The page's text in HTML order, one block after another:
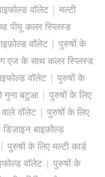
वॉलेट | मल्टी
पीयू कलर स्प्लिस्ड
वॉलेट | पुरुषों के
एज के साथ कलर स्प्लिस्ड
वॉलेट | पुरुषों के
गुना बटुआ| पुरुषों के लिए
वॉलेट | पुरुषों के लिए
डिज़ाइन बाइफ़ोल्ड
| पुरुषों के लिए मल्टी कार्ड
वॉलेट | पुरुषों के